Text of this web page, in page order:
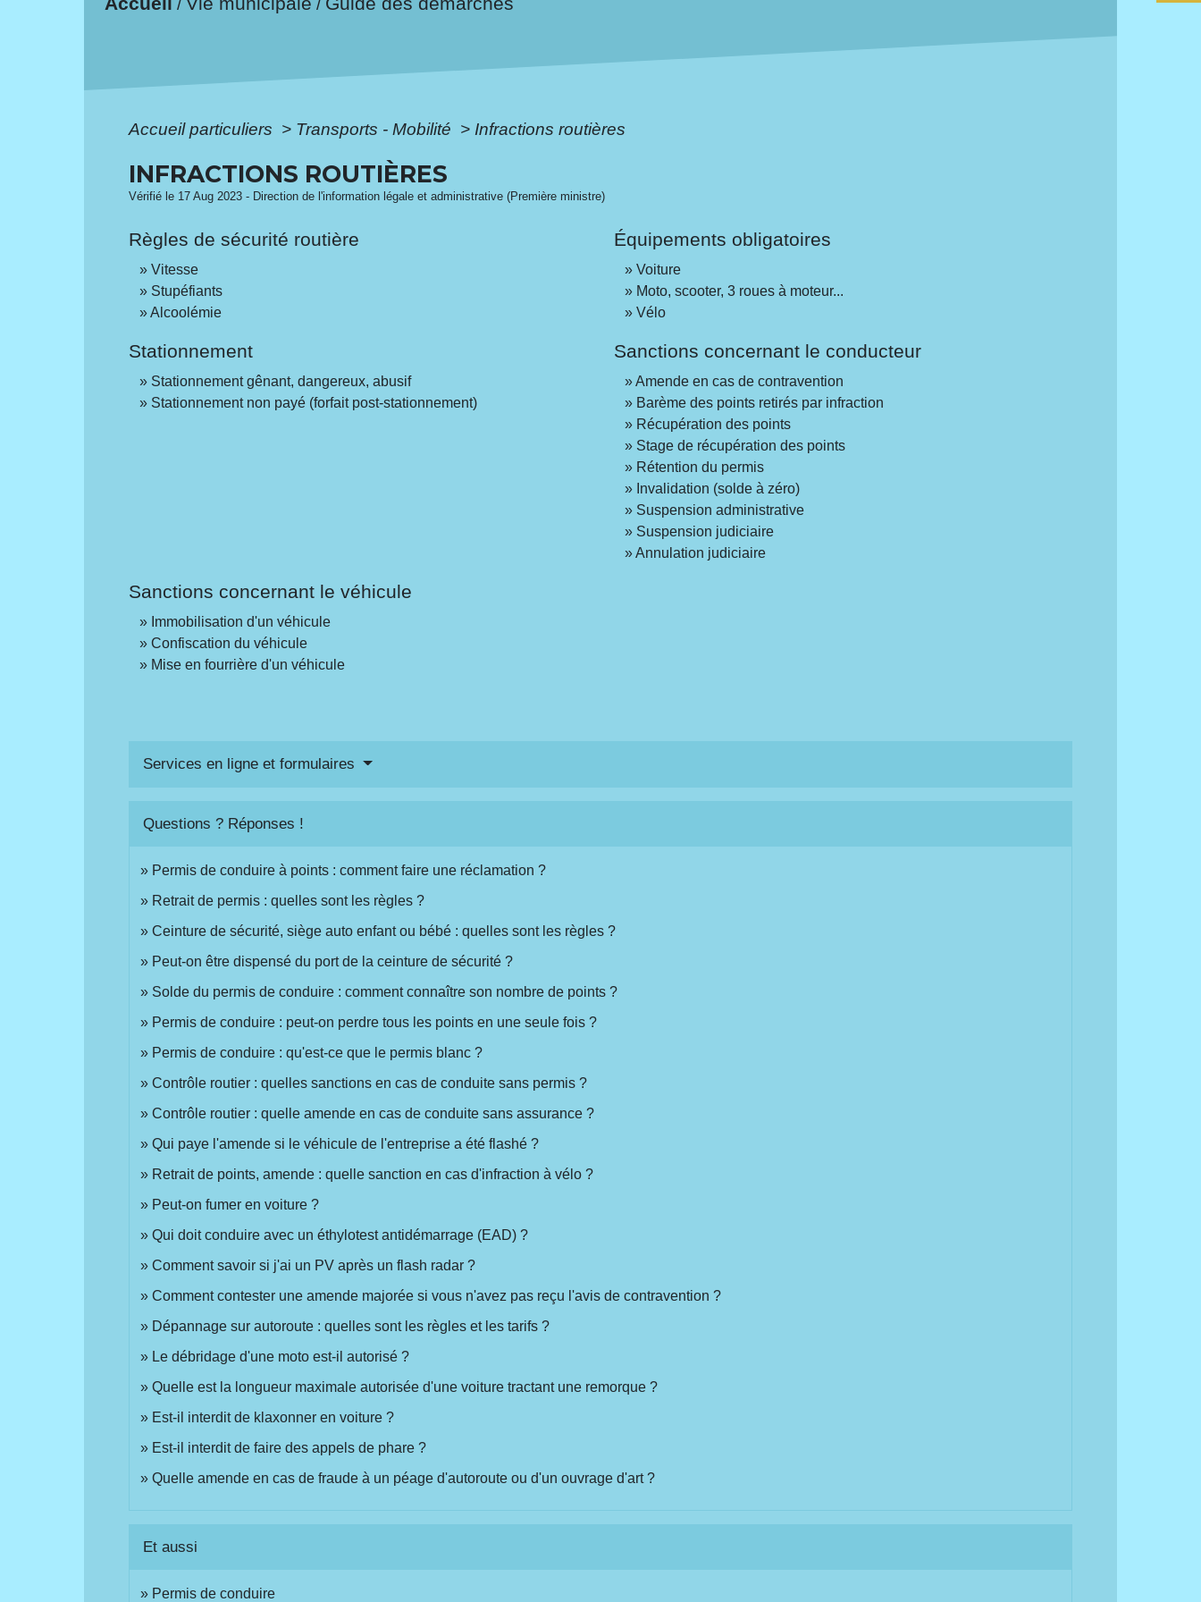
/ /
Accueil particuliers > Transports - Mobilité > Infractions routières
INFRACTIONS ROUTIÈRES
Vérifié le 17 Aug 2023 - Direction de l'information légale et administrative (Première ministre)
Règles de sécurité routière
Vitesse
Stupéfiants
Alcoolémie
Équipements obligatoires
Voiture
Moto, scooter, 3 roues à moteur...
Vélo
Stationnement
Stationnement gênant, dangereux, abusif
Stationnement non payé (forfait post-stationnement)
Sanctions concernant le conducteur
Amende en cas de contravention
Barème des points retirés par infraction
Récupération des points
Stage de récupération des points
Rétention du permis
Invalidation (solde à zéro)
Suspension administrative
Suspension judiciaire
Annulation judiciaire
Sanctions concernant le véhicule
Immobilisation d'un véhicule
Confiscation du véhicule
Mise en fourrière d'un véhicule
Services en ligne et formulaires
Questions ? Réponses !
Permis de conduire à points : comment faire une réclamation ?
Retrait de permis : quelles sont les règles ?
Ceinture de sécurité, siège auto enfant ou bébé : quelles sont les règles ?
Peut-on être dispensé du port de la ceinture de sécurité ?
Solde du permis de conduire : comment connaître son nombre de points ?
Permis de conduire : peut-on perdre tous les points en une seule fois ?
Permis de conduire : qu'est-ce que le permis blanc ?
Contrôle routier : quelles sanctions en cas de conduite sans permis ?
Contrôle routier : quelle amende en cas de conduite sans assurance ?
Qui paye l'amende si le véhicule de l'entreprise a été flashé ?
Retrait de points, amende : quelle sanction en cas d'infraction à vélo ?
Peut-on fumer en voiture ?
Qui doit conduire avec un éthylotest antidémarrage (EAD) ?
Comment savoir si j'ai un PV après un flash radar ?
Comment contester une amende majorée si vous n'avez pas reçu l'avis de contravention ?
Dépannage sur autoroute : quelles sont les règles et les tarifs ?
Le débridage d'une moto est-il autorisé ?
Quelle est la longueur maximale autorisée d'une voiture tractant une remorque ?
Est-il interdit de klaxonner en voiture ?
Est-il interdit de faire des appels de phare ?
Quelle amende en cas de fraude à un péage d'autoroute ou d'un ouvrage d'art ?
Et aussi
Permis de conduire